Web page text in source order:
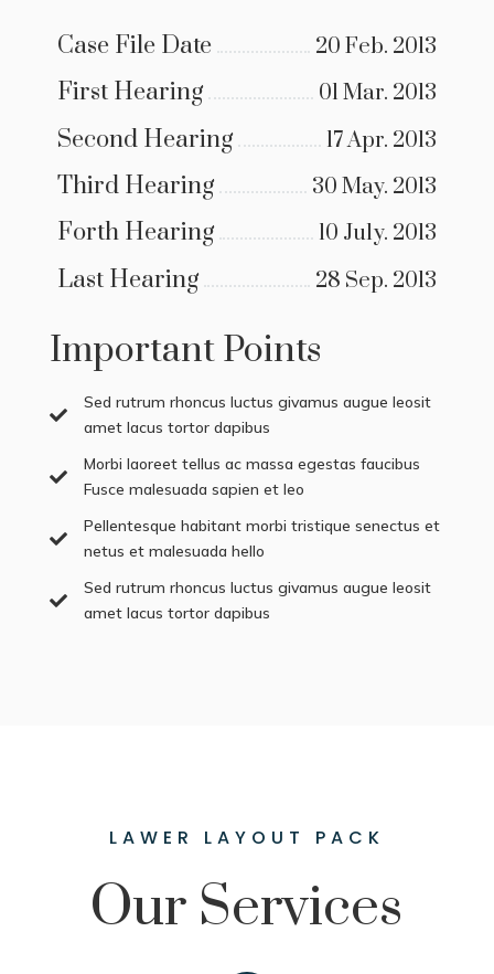
Case File Date 20 Feb. 2013
First Hearing 01 Mar. 2013
Second Hearing 17 Apr. 2013
Third Hearing 30 May. 2013
Forth Hearing 10 July. 2013
Last Hearing 28 Sep. 2013
Important Points

Sed rutrum rhoncus luctus givamus augue leosit
amet lacus tortor dapibus

Morbi laoreet tellus ac massa egestas faucibus
Fusce malesuada sapien et leo

Pellentesque habitant morbi tristique senectus et
netus et malesuada hello

Sed rutrum rhoncus luctus givamus augue leosit
amet lacus tortor dapibus
LAWER LAYOUT PACK
Our Services